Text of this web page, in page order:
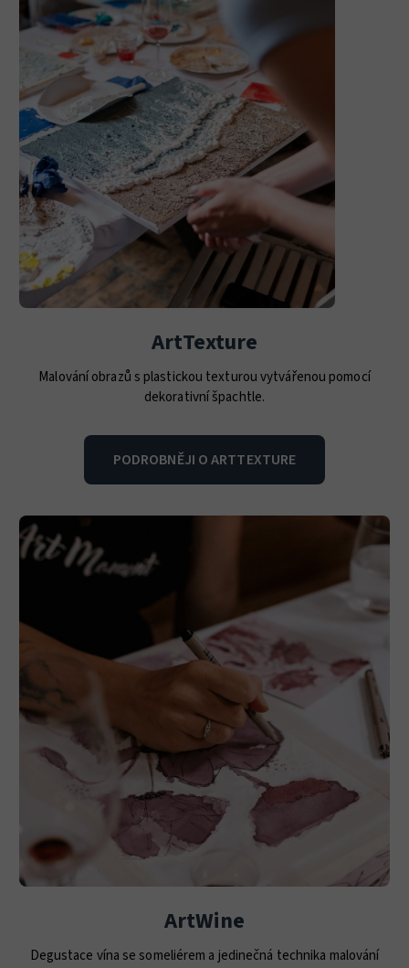
ArtTexture
Malování obrazů s plastickou texturou vytvářenou pomocí
dekorativní špachtle.
PODROBNĚJI O ARTTEXTURE
ArtWine
Degustace vína se someliérem a jedinečná technika malování